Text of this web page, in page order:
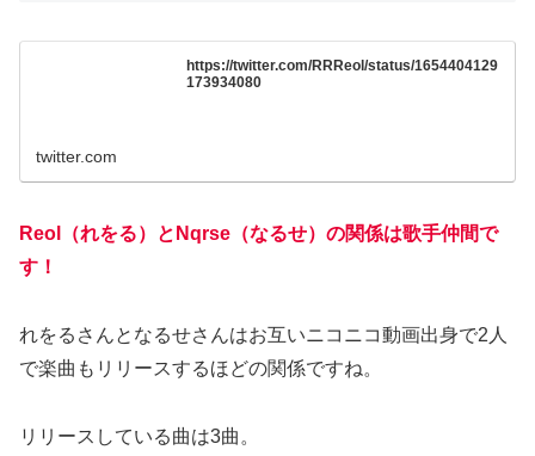
https://twitter.com/RRReol/status/1654404129
173934080
twitter.com
Reol（れをる）とNqrse（なるせ）の関係は歌手仲間で
す！
れをるさんとなるせさんはお互いニコニコ動画出身で2人
で楽曲もリリースするほどの関係ですね。
リリースしている曲は3曲。